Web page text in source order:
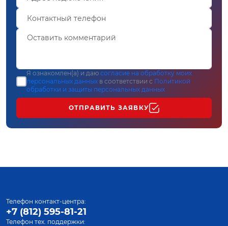
Я ознакомлен(а) и даю согласие на обработку моих
персональных данных в соответствии с Политикой
обработки и защиты персональных данных
ОТПРАВИТЬ ЗАЯВКУ
Телефон контакт-центра:
+7 (812) 595-81-21
Телефон тех. поддержки: